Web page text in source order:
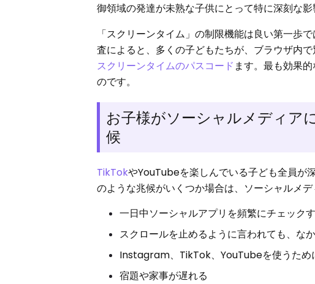
御領域の発達が未熟な子供にとって特に深刻な影
「スクリーンタイム」の制限機能は良い第一
査によると、多くの子どもたちが、ブラウザ内
スクリーンタイムのパスコード ます。最も効果
のです。
お子様がソーシャルメディア
候
TikTokやYouTubeを楽しんでいる子ども全員が
のような兆候がいくつか場合は、ソーシャルメ
一日中ソーシャルアプリを頻繁にチェック
スクロールを止めるように言われても、な
Instagram、TikTok、YouTubeを使うため
宿題や家事が遅れる